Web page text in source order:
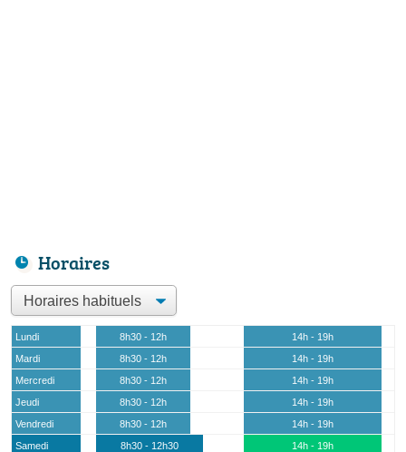
Horaires
Lundi 8h30 - 12h
14h - 19h
Mardi
8h30 - 12h
14h - 19h
Mercredi
8h30 - 12h
14h - 19h
Jeudi
8h30 - 12h
14h - 19h
Vendredi
8h30 - 12h
14h - 19h
Samedi
8h30 - 12h30
14h - 19h